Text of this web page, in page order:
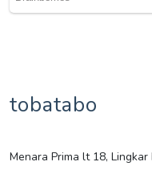
tobatabo
Menara Prima lt 18,